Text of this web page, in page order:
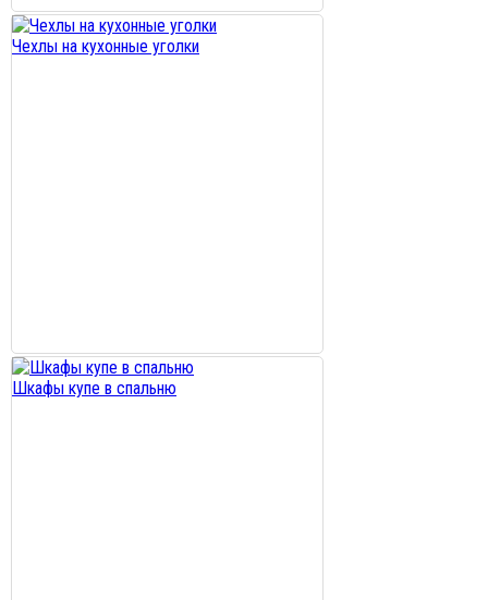
Чехлы на кухонные уголки
Шкафы купе в спальню